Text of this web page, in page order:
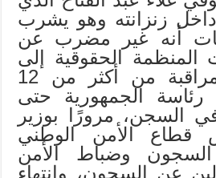
زنزانته وهو يشرب
أنه غير مضرب عن
المنظمة الحقوقية إلى
أن الكاميرات مراقبة من أكثر من 12
رئاسة الجمهورية حتى
السجن، مرورًا بوزير
قطاع الأمن الوطني
وضباط الأمن
عن السجون، وانتهاء